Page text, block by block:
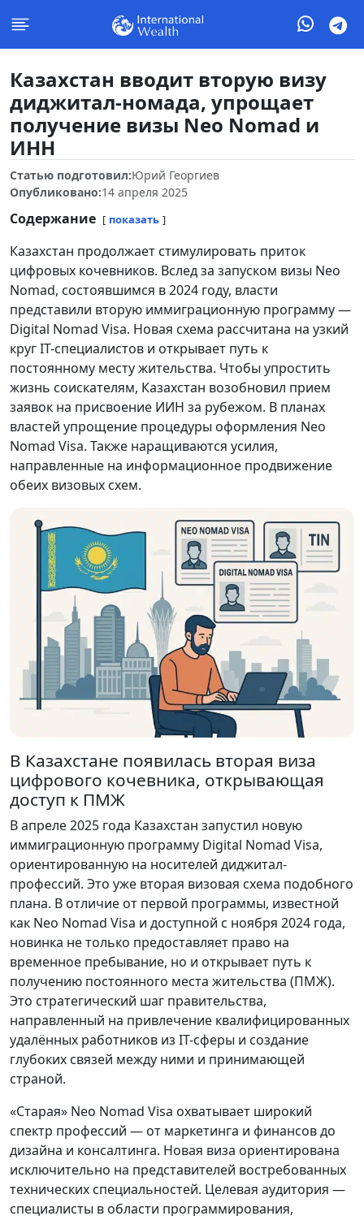
Казахстан вводит вторую визу
диджитал-номада, упрощает
получение визы Neo Nomad и
ИНН
Статью подготовил:Юрий Георгиев
Опубликовано:14 апреля 2025
Содержание показать
Казахстан продолжает стимулировать приток
цифровых кочевников. Вслед за запуском визы Neo
Nomad, состоявшимся в 2024 году, власти
представили вторую иммиграционную программу —
Digital Nomad Visa. Новая схема рассчитана на узкий
круг IT-специалистов и открывает путь к
постоянному месту жительства. Чтобы упростить
жизнь соискателям, Казахстан возобновил прием
заявок на присвоение ИИН за рубежом. В планах
властей упрощение процедуры оформления Neo
Nomad Visa. Также наращиваются усилия,
направленные на информационное продвижение
обеих визовых схем.
В Казахстане появилась вторая виза
цифрового кочевника, открывающая
доступ к ПМЖ
В апреле 2025 года Казахстан запустил новую
иммиграционную программу Digital Nomad Visa,
ориентированную на носителей диджитал-
профессий. Это уже вторая визовая схема подобного
плана. В отличие от первой программы, известной
как Neo Nomad Visa и доступной с ноября 2024 года,
новинка не только предоставляет право на
временное пребывание, но и открывает путь к
получению постоянного места жительства (ПМЖ).
Это стратегический шаг правительства,
направленный на привлечение квалифицированных
удалённых работников из IT-сферы и создание
глубоких связей между ними и принимающей
страной.
«Старая» Neo Nomad Visa охватывает широкий
спектр профессий — от маркетинга и финансов до
дизайна и консалтинга. Новая виза ориентирована
исключительно на представителей востребованных
технических специальностей. Целевая аудитория —
специалисты в области программирования,